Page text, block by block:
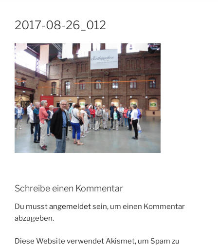
2017-08-26_012
Schreibe einen Kommentar
Du musstangemeldetsein, um einen Kommentar
abzugeben.
Diese Website verwendet Akismet, um Spam zu